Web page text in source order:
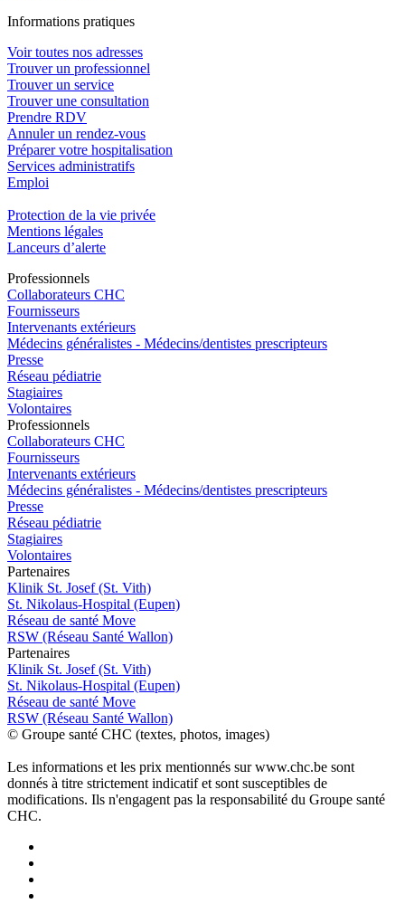
Informations pratiques
Voir toutes nos adresses
Trouver un professionnel
Trouver un service
Trouver une consultation
Prendre RDV
Annuler un rendez-vous
Préparer votre hospitalisation
Services administratifs
Emploi​
Protection de la vie privée
Mentions légales
Lanceurs d’alerte
Professionnels
Collaborateurs CHC
Fournisseurs
Intervenants extérieurs
Médecins généralistes - Médecins/dentistes prescripteurs
Presse
Réseau pédiatrie
Stagiaires
Volontaires
Professionnels
Collaborateurs CHC
Fournisseurs
Intervenants extérieurs
Médecins généralistes - Médecins/dentistes prescripteurs
Presse
Réseau pédiatrie
Stagiaires
Volontaires
Partenaires
Klinik St. Josef (St. Vith)
St. Nikolaus-Hospital (Eupen)
Réseau de santé Move
RSW (Réseau Santé Wallon)
Partenaires
Klinik St. Josef (St. Vith)
St. Nikolaus-Hospital (Eupen)
Réseau de santé Move
RSW (Réseau Santé Wallon)
© Groupe santé CHC (textes, photos, images)
Les informations et les prix mentionnés sur www.chc.be sont
donnés à titre strictement indicatif et sont susceptibles de
modifications. Ils n'engagent pas la responsabilité du Groupe santé
CHC.